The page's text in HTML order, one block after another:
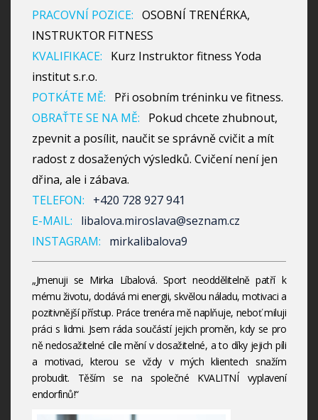
PRACOVNÍ POZICE: OSOBNÍ TRENÉRKA,
INSTRUKTOR FITNESS
KVALIFIKACE:
Kurz Instruktor fitness Yoda
institut s.r.o.
POTKÁTE MĚ:
Při osobním tréninku ve fitness.
OBRAŤTE SE NA MĚ:
Pokud chcete zhubnout,
zpevnit a posílit, naučit se správně cvičit a mít
radost z dosažených výsledků. Cvičení není jen
dřina, ale i zábava.
TELEFON:
+420 728 927 941
E-MAIL:
libalova.miroslava@seznam.cz
INSTAGRAM:
mirkalibalova9
„Jmenuji se Mirka Líbalová. Sport neoddělitelně patří k
mému životu, dodává mi energii, skvělou náladu, motivaci a
pozitivnější přístup. Práce trenéra mě naplňuje, neboť miluji
práci s lidmi. Jsem ráda součástí jejich proměn, kdy se pro
ně nedosažitelné cíle mění v dosažitelné, a to díky jejich píli
a motivaci, kterou se vždy v mých klientech snažím
probudit. Těším se na společné KVALITNÍ vyplavení
endorfinů!“